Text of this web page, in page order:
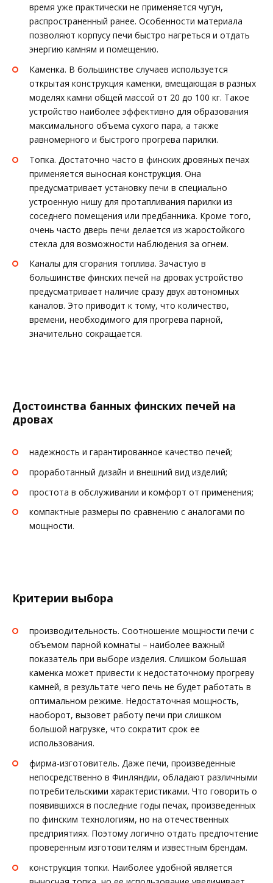
время уже практически не применяется чугун,
распространенный ранее. Особенности материала
позволяют корпусу печи быстро нагреться и отдать
энергию камням и помещению.
Каменка. В большинстве случаев используется
открытая конструкция каменки, вмещающая в разных
моделях камни общей массой от 20 до 100 кг. Такое
устройство наиболее эффективно для образования
максимального объема сухого пара, а также
равномерного и быстрого прогрева парилки.
Топка. Достаточно часто в финских дровяных печах
применяется выносная конструкция. Она
предусматривает установку печи в специально
устроенную нишу для протапливания парилки из
соседнего помещения или предбанника. Кроме того,
очень часто дверь печи делается из жаростойкого
стекла для возможности наблюдения за огнем.
Каналы для сгорания топлива. Зачастую в
большинстве финских печей на дровах устройство
предусматривает наличие сразу двух автономных
каналов. Это приводит к тому, что количество,
времени, необходимого для прогрева парной,
значительно сокращается.
Достоинства банных финских печей на
дровах
надежность и гарантированное качество печей;
проработанный дизайн и внешний вид изделий;
простота в обслуживании и комфорт от применения;
компактные размеры по сравнению с аналогами по
мощности.
Критерии выбора
производительность. Соотношение мощности печи с
объемом парной комнаты – наиболее важный
показатель при выборе изделия. Слишком большая
каменка может привести к недостаточному прогреву
камней, в результате чего печь не будет работать в
оптимальном режиме. Недостаточная мощность,
наоборот, вызовет работу печи при слишком
большой нагрузке, что сократит срок ее
использования.
фирма-изготовитель. Даже печи, произведенные
непосредственно в Финляндии, обладают различными
потребительскими характеристиками. Что говорить о
появившихся в последние годы печах, произведенных
по финским технологиям, но на отечественных
предприятиях. Поэтому логично отдать предпочтение
проверенным изготовителям и известным брендам.
конструкция топки. Наиболее удобной является